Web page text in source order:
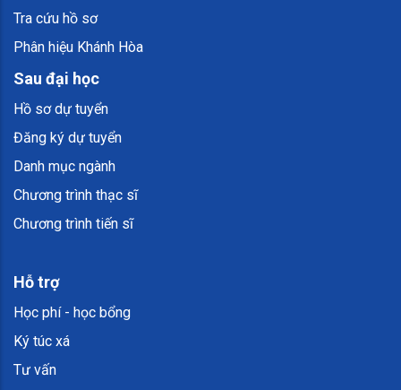
Tra cứu hồ sơ
Phân hiệu Khánh Hòa
Sau đại học
Hồ sơ dự tuyển
Đăng ký dự tuyển
Danh mục ngành
Chương trình thạc sĩ
Chương trình tiến sĩ
Hỗ trợ
Học phí - học bổng
Ký túc xá
Tư vấn